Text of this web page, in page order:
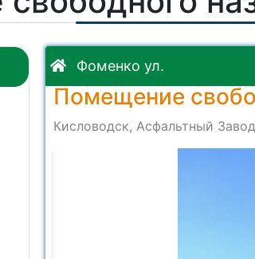
Фоменко ул.
Помещение
Кисловодск, Асфальтный